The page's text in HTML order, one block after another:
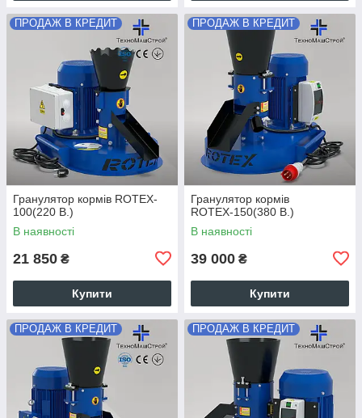
ПРОДАЖ В КРЕДИТ
Гранулятор кормів ROTEX-
100(220 В.)
В наявності
21 850 ₴
Купити
ПРОДАЖ В КРЕДИТ
Гранулятор кормів
ROTEХ-150(380 В.)
В наявності
39 000 ₴
Купити
ПРОДАЖ В КРЕДИТ ПРОДАЖ В КРЕДИТ